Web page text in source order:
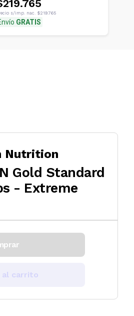
s/imp. nac. $219.765
GRATIS
Nutrition
Gold Standard
- Extreme
al carrito